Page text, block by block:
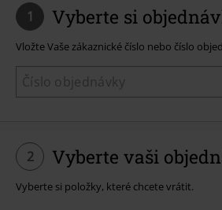
1 Vyberte si
Vložte Vaše zákaznické číslo nebo číslo
2 Vyberte vaši
Vyberte si položky, které chcete vrátit.